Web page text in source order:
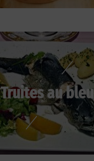
Truites au bleu